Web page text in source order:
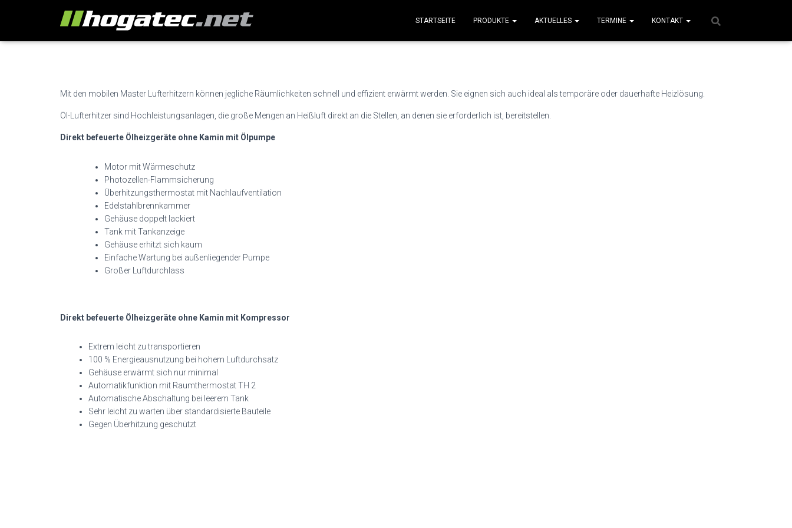
STARTSEITE PRODUKTE AKTUELLES TERMINE KONTAKT
Mit den mobilen Master Lufterhitzern können jegliche Räumlichkeiten schnell und effizient erwärmt werden. Sie eignen sich auch ideal als temporäre oder dauerhafte Heizlösung.
Öl-Lufterhitzer sind Hochleistungsanlagen, die große Mengen an Heißluft direkt an die Stellen, an denen sie erforderlich ist, bereitstellen.
Direkt befeuerte Ölheizgeräte ohne Kamin mit Ölpumpe
Motor mit Wärmeschutz
Photozellen-Flammsicherung
Überhitzungsthermostat mit Nachlaufventilation
Edelstahlbrennkammer
Gehäuse doppelt lackiert
Tank mit Tankanzeige
Gehäuse erhitzt sich kaum
Einfache Wartung bei außenliegender Pumpe
Großer Luftdurchlass
Direkt befeuerte Ölheizgeräte ohne Kamin mit Kompressor
Extrem leicht zu transportieren
100 % Energieausnutzung bei hohem Luftdurchsatz
Gehäuse erwärmt sich nur minimal
Automatikfunktion mit Raumthermostat TH 2
Automatische Abschaltung bei leerem Tank
Sehr leicht zu warten über standardisierte Bauteile
Gegen Überhitzung geschützt